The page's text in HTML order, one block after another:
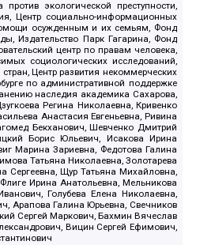
экологической преступности,
Центр социально-информационных
осужденным и их семьям, Фонд
Издательство Парк Гагарина, Фонд
центр по правам человека,
социологических исследований,
Центр развития некоммерческих
по административной поддержке
наследия академика Сахарова,
Регина Николаевна, Кривенко
Анастасия Евгеньевна, Ривина
Бекханович, Шевченко Дмитрий
Борис Юльевич, Исакова Ирина
Марина Зариевна, Федотова Галина
Татьяна Николаевна, Золотарева
Сергеевна, Щур Татьяна Михайловна,
Ирина Анатольевна, Мельникова
Голубева Елена Николаевна,
Арапова Галина Юрьевна, Свечников
Сергей Маркович, Бахмин Вячеслав
Вицин Сергей Ефимович,